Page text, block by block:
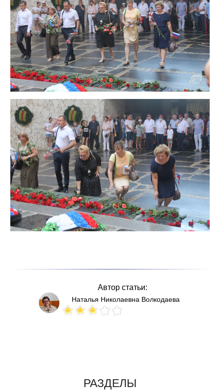
Автор статьи:
Наталья Николаевна Волкодаева
РАЗДЕЛЫ